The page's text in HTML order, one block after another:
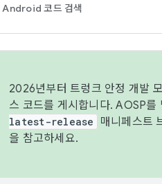
Android 코드 검색
2026년부터 트렁크 안정 개발
스 코드를 게시합니다. AOSP를
latest-release
매니페스트
을 참고하세요.